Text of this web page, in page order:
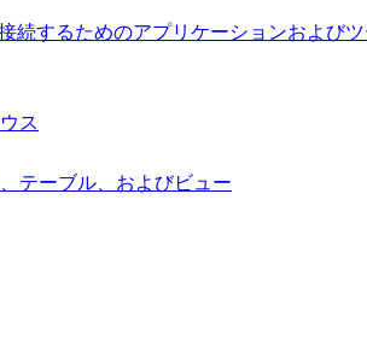
続するためのアプリケーションおよび
ス
テーブル、およびビュー